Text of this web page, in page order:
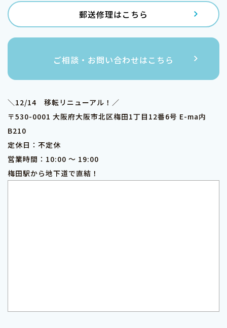
郵送修理はこちら
ご相談・お問い合わせはこちら
＼12/14 移転リニューアル！／
〒530-0001 大阪府大阪市北区梅田1丁目12番6号 E-ma内
B210
定休日：不定休
営業時間：10:00 ～ 19:00
梅田駅から地下道で直結！